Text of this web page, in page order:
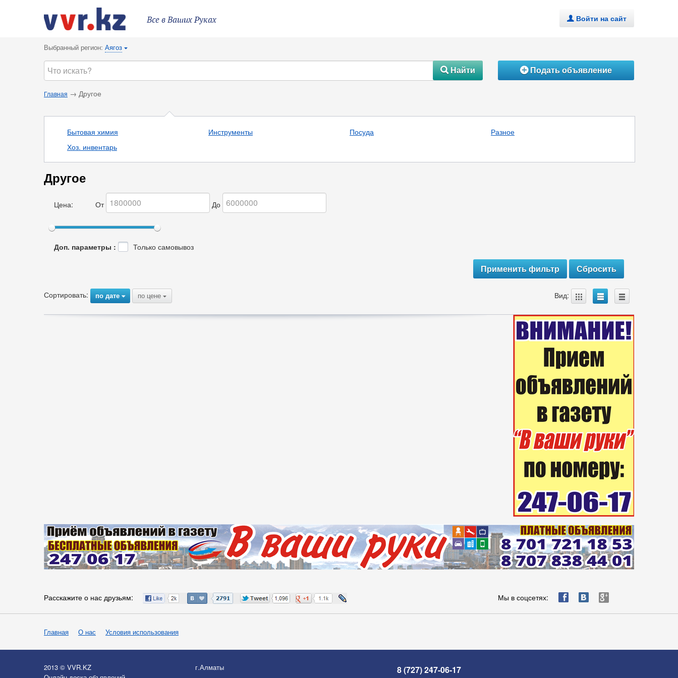
Все в Ваших Руках . Войти на сайт
Выбранный регион: Аягоз {
#Найти ÁПодать объявление
Главная → Другое
Бытовая химия
Хоз. инвентарь
Инструменты Посуда Разное
Другое
Цена: От До
Доп. параметры : Только самовывоз
Сортировать: по дате{ по цене { Вид: A B C
Расскажите о нас друзьям: Мы в соцсетях: ä æ è
Главная О нас Условия использования
2013 © VVR.KZ
г.Алматы 8 (727) 247-06-17